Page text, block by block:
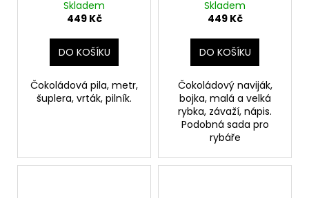
Skladem
449 Kč
DO KOŠÍKU
Čokoládová pila, metr,
šuplera, vrták, pilník.
Skladem
449 Kč
DO KOŠÍKU
Čokoládový naviják,
bojka, malá a velká
rybka, závaží, nápis.
Podobná sada pro
rybáře